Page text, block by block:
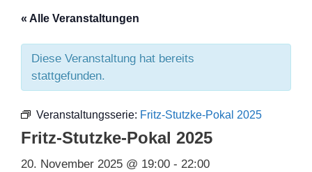
« Alle Veranstaltungen
Diese Veranstaltung hat bereits
stattgefunden.
Veranstaltungsserie: Fritz-Stutzke-Pokal 2025
Fritz-Stutzke-Pokal 2025
20. November 2025 @ 19:00 - 22:00